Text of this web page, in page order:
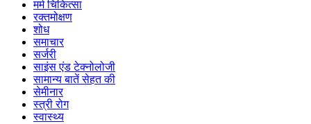
मर्म चिकित्सा
रक्तमोक्षण
शोध
समाचार
सर्जरी
साइंस एंड टेक्नोलोजी
सामान्य बातें सेहत की
सेमीनार
स्त्री रोग
स्वास्थ्य